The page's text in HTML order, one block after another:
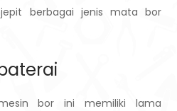
berbagai jenis mata bor
bor ini memiliki lama